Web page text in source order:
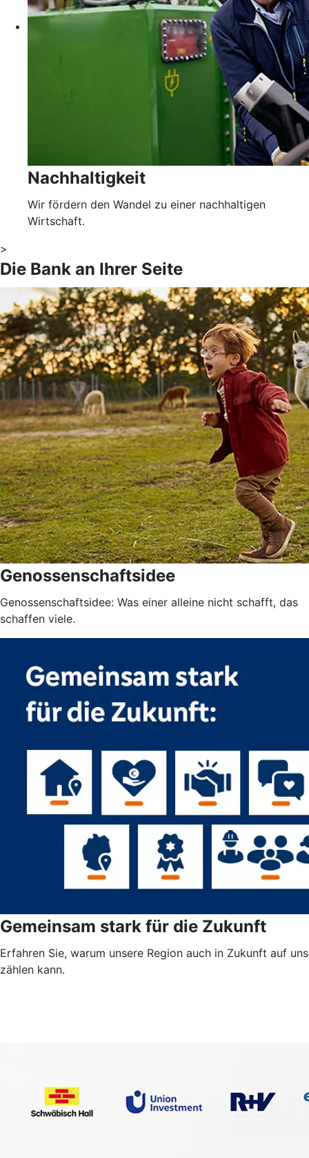
Nachhaltigkeit
Wir fördern den Wandel zu einer nachhaltigen
Wirtschaft.
>
Die Bank an Ihrer Seite
Genossenschaftsidee
Genossenschaftsidee: Was einer alleine nicht schafft, das
schaffen viele.
Gemeinsam stark für die Zukunft
Erfahren Sie, warum unsere Region auch in Zukunft auf uns
zählen kann.